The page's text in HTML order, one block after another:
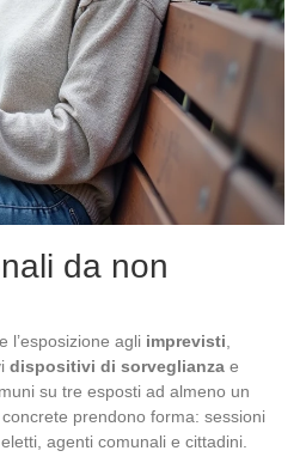
da non
l’esposizione agli imprevisti
dispositivi di sorveglianza e
su tre esposti ad almeno un
prendono forma: sessioni
eletti, agenti comunali e cittadini.